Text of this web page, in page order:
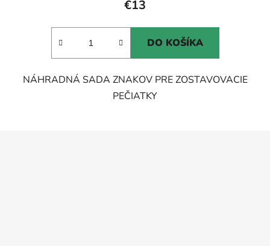
5,0
hviezdičiek.
€13
DO KOŠÍKA
NÁHRADNÁ SADA ZNAKOV PRE ZOSTAVOVACIE
PEČIATKY